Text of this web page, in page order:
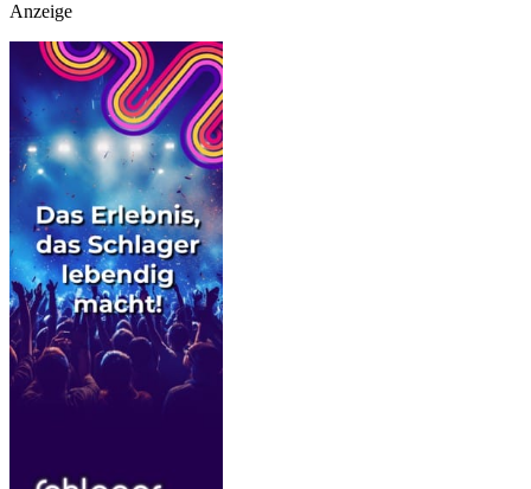
Anzeige